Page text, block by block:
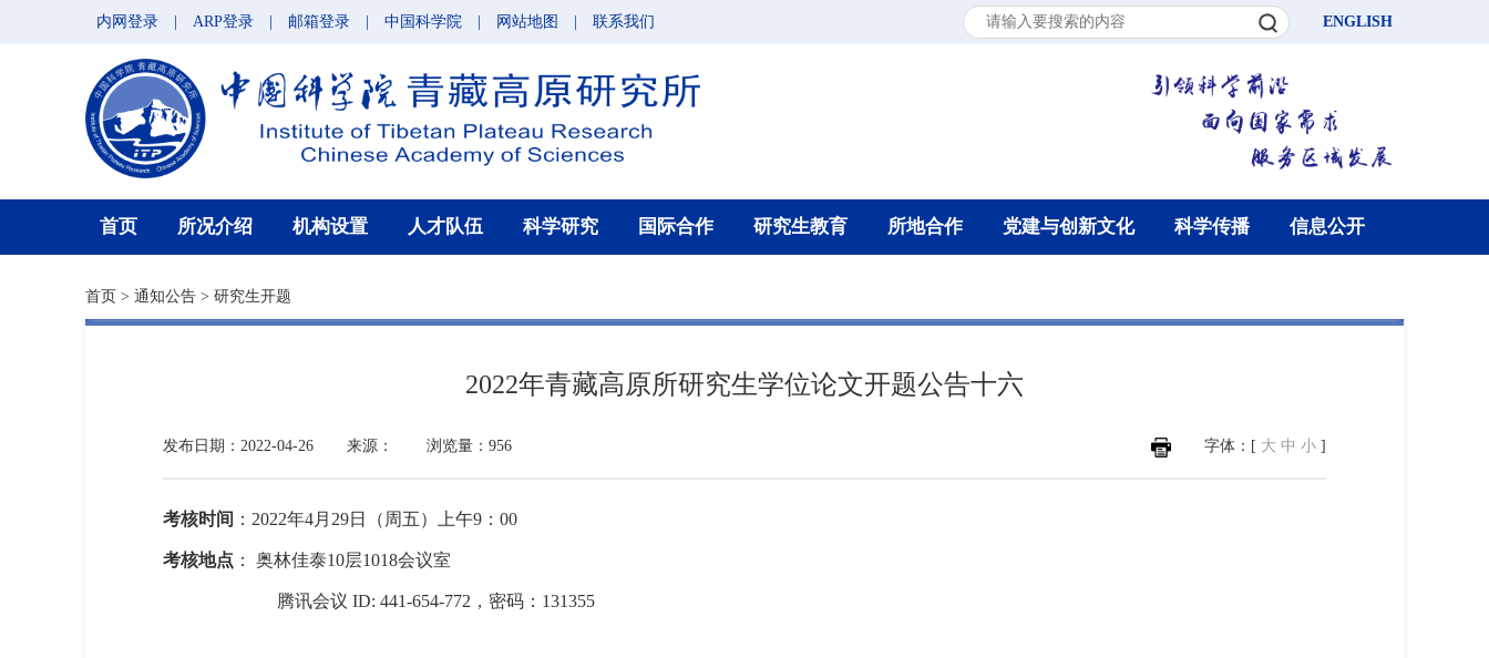
内网登录 ARP登录 邮箱登录 中国科学院 网站地图 联系我们 ENGLISH
首页 所况介绍 机构设置 人才队伍 科学研究 国际合作 研究生教育 所地合作 党建与创新文化 科学传播 信息公开
首页 > 通知公告 > 研究生开题
2022年青藏高原所研究生学位论文开题公告十六
发布日期：2022-04-26 来源： 浏览量：956 字体：[ 大 中 小 ]
考核时间 ： 2022年4月 29日（周五）上午9 ： 00
考核地点 ： 奥林佳泰10层1018会议室
腾讯会议 ID: 441-654-772 ，密码： 131355